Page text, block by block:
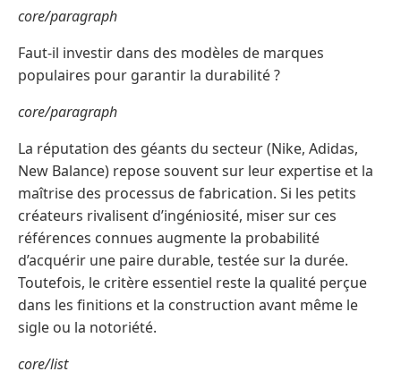
core/paragraph
Faut-il investir dans des modèles de marques
populaires pour garantir la durabilité ?
core/paragraph
La réputation des géants du secteur (Nike, Adidas,
New Balance) repose souvent sur leur expertise et la
maîtrise des processus de fabrication. Si les petits
créateurs rivalisent d’ingéniosité, miser sur ces
références connues augmente la probabilité
d’acquérir une paire durable, testée sur la durée.
Toutefois, le critère essentiel reste la qualité perçue
dans les finitions et la construction avant même le
sigle ou la notoriété.
core/list